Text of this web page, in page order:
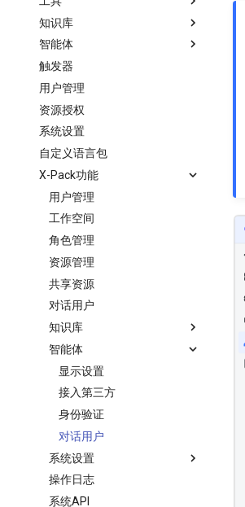
迁移工具
命令行工具
备份还原
模型对接
对接阿里云百炼
对接Anthropic
对接Amazon Bedrock
对接Azure OpenAI
对接DeepSeek
对接Gemini
对接Kimi
对接OpenAI
对接1Panel AI 网关
对接Regolo
对接SILICONFLOW
对接腾讯云
对接腾讯混元
对接火山引擎
对接百度千帆
对接讯飞星火
对接智谱AI
对接本地大模型
对接Ollama
对接vLLM
对接Xorbits Inference
对接Docker AI
模型操作
工具
工具操作
知识库
知识库
文档
工作流
问题
自定义分词
命中测试
智能体
智能体概述
智能体创建
简易智能体
高级智能体
智能体概览
对话日志
触发器
用户管理
资源授权
系统设置
自定义语言包
X-Pack功能
用户管理
工作空间
角色管理
资源管理
共享资源
对话用户
知识库
飞书文档知识库
对话用户
智能体
显示设置
接入第三方
身份验证
对话用户
系统设置
系统外观
登录认证
操作日志
系统API